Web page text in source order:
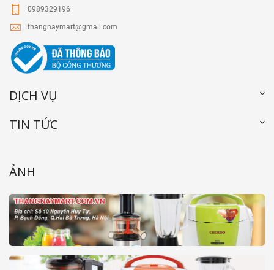
0989329196
thangnaymart@gmail.com
DỊCH VỤ
TIN TỨC
ẢNH